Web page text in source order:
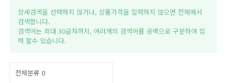
상세검색을 선택하지 않거나, 상품가격을 입력하지 않으면 전체에서
검색합니다.
검색어는 최대 30글자까지, 여러개의 검색어를 공백으로 구분하여 입
력 할수 있습니다.
전체분류 0